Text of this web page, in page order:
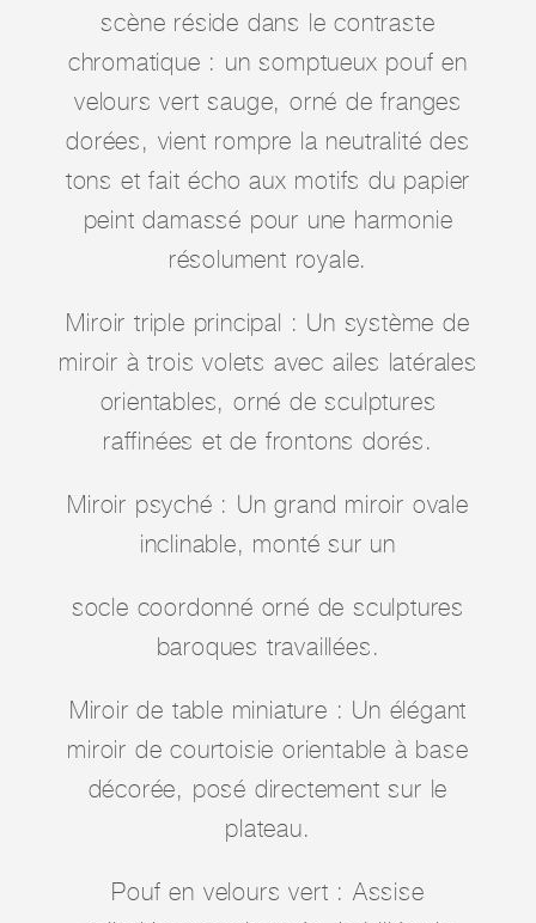
scène réside dans le contraste
chromatique : un somptueux pouf en
velours vert sauge, orné de franges
dorées, vient rompre la neutralité des
tons et fait écho aux motifs du papier
peint damassé pour une harmonie
résolument royale.
Miroir triple principal : Un système de
miroir à trois volets avec ailes latérales
orientables, orné de sculptures
raffinées et de frontons dorés.
Miroir psyché : Un grand miroir ovale
inclinable, monté sur un
socle coordonné orné de sculptures
baroques travaillées.
Miroir de table miniature : Un élégant
miroir de courtoisie orientable à base
décorée, posé directement sur le
plateau.
Pouf en velours vert : Assise